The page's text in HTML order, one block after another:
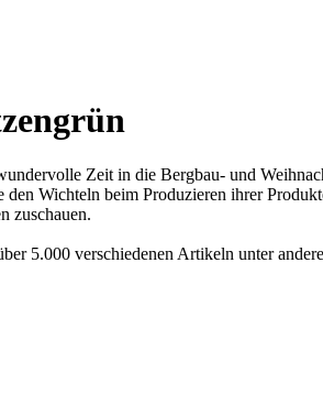
Zeit in die Bergbau- und
den Wichteln beim Produzieren ihrer
zuschauen.
5.000 verschiedenen Artikeln unter